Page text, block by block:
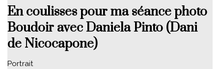
En coulisses pour ma séance photo
Boudoir avec Daniela Pinto (Dani
de Nicocapone)
Portrait